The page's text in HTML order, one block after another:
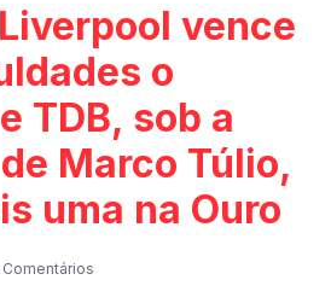
vence
o
TDB, sob a
Marco Túlio,
uma na Ouro
Comentários